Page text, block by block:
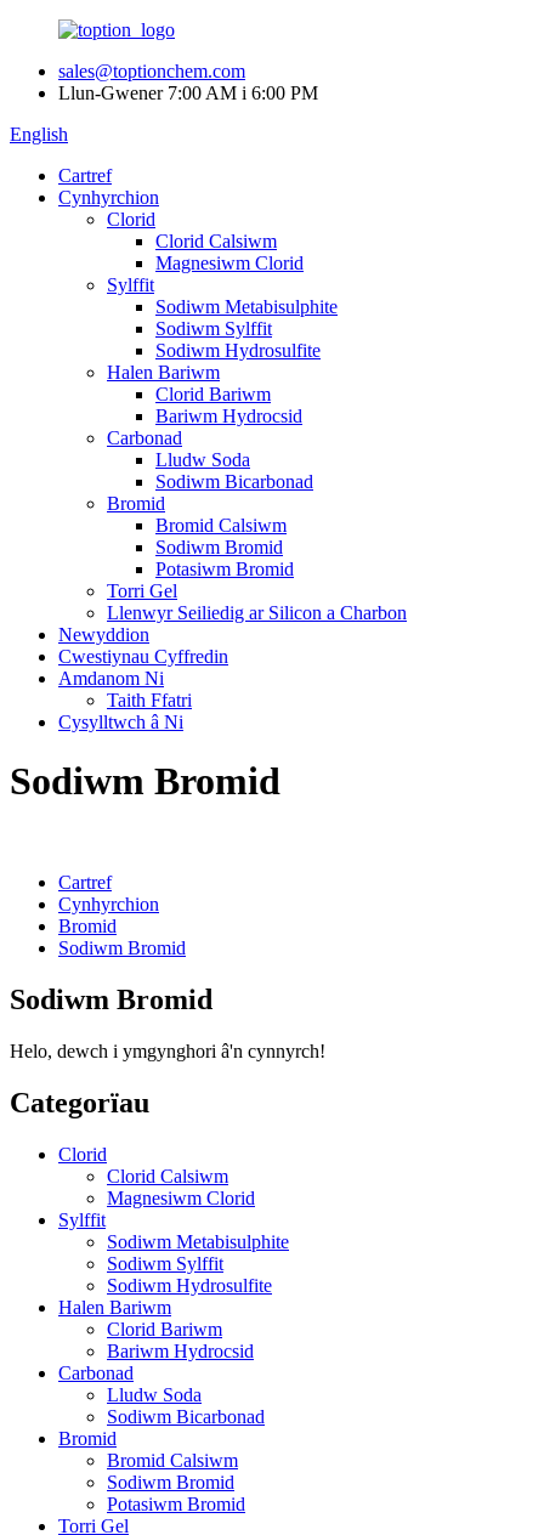
sales@toptionchem.com
Llun-Gwener 7:00 AM i 6:00 PM
English
Cartref
Cynhyrchion
Clorid
Clorid Calsiwm
Magnesiwm Clorid
Sylffit
Sodiwm Metabisulphite
Sodiwm Sylffit
Sodiwm Hydrosulfite
Halen Bariwm
Clorid Bariwm
Bariwm Hydrocsid
Carbonad
Lludw Soda
Sodiwm Bicarbonad
Bromid
Bromid Calsiwm
Sodiwm Bromid
Potasiwm Bromid
Torri Gel
Llenwyr Seiliedig ar Silicon a Charbon
Newyddion
Cwestiynau Cyffredin
Amdanom Ni
Taith Ffatri
Cysylltwch â Ni
Sodiwm Bromid
Cartref
Cynhyrchion
Bromid
Sodiwm Bromid
Sodiwm Bromid
Helo, dewch i ymgynghori â'n cynnyrch!
Categorïau
Clorid
Clorid Calsiwm
Magnesiwm Clorid
Sylffit
Sodiwm Metabisulphite
Sodiwm Sylffit
Sodiwm Hydrosulfite
Halen Bariwm
Clorid Bariwm
Bariwm Hydrocsid
Carbonad
Lludw Soda
Sodiwm Bicarbonad
Bromid
Bromid Calsiwm
Sodiwm Bromid
Potasiwm Bromid
Torri Gel